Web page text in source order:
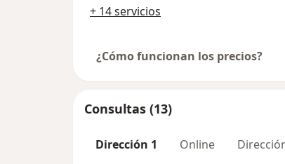
+ 14 servicios
¿Cómo funcionan los precios?
Consultas (13)
Dirección 1 Online